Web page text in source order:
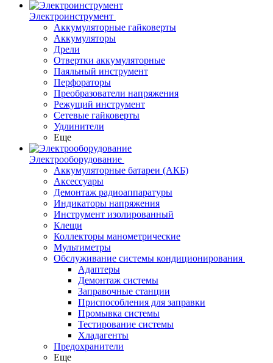
Электроинструмент
Аккумуляторные гайковерты
Аккумуляторы
Дрели
Отвертки аккумуляторные
Паяльный инструмент
Перфораторы
Преобразователи напряжения
Режущий инструмент
Сетевые гайковерты
Удлинители
Еще
Электрооборудование
Аккумуляторные батареи (АКБ)
Аксессуары
Демонтаж радиоаппаратуры
Индикаторы напряжения
Инструмент изолированный
Клещи
Коллекторы манометрические
Мультиметры
Обслуживание системы кондиционирования
Адаптеры
Демонтаж системы
Заправочные станции
Приспособления для заправки
Промывка системы
Тестирование системы
Хладагенты
Предохранители
Еще